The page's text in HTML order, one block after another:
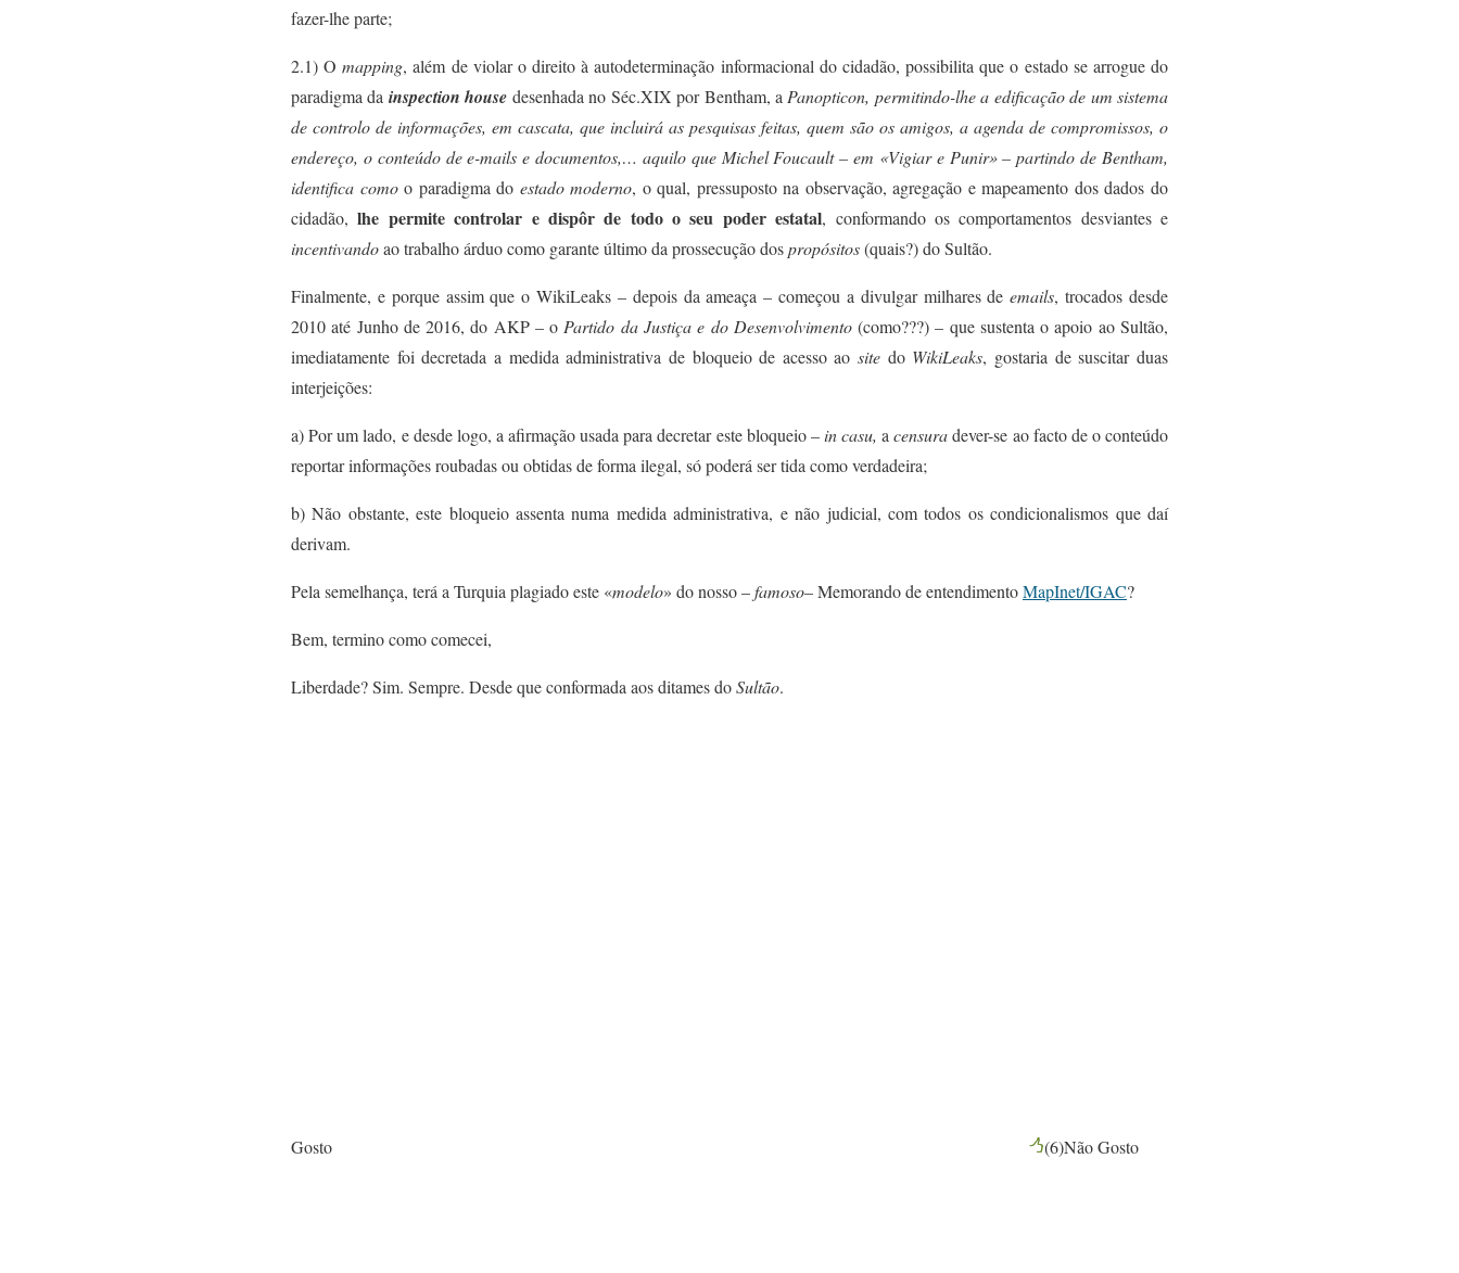
fazer-lhe parte;
2.1) Omapping, além de violar o direitoà autodeterminação informacional do cidadão, possibilita que o estado se arrogue do
paradigma da inspection house desenhada no Séc.XIX por Bentham, a Panopticon, permitindo-lhe a edificação de um sistema
de controlo de informações, em cascata, que incluirá as pesquisas feitas, quem são os amigos, a agenda de compromissos, o
endereço, o conteúdo dee-mails e documentos,… aquilo que Michel Foucault – em «Vigiar e Punir» – partindo de Bentham,
identifica comoo paradigma do estado moderno, o qual, pressuposto na observação, agregação e mapeamento dos dados do
cidadão,lhe permite controlar e dispôr de todo o seu poder estatal, conformando os comportamentos desviantes e
incentivandoao trabalho árduo como garante último da prossecução dospropósitos(quais?) do Sultão.
Finalmente, e porqueassim que o WikiLeaks – depois da ameaça – começou a divulgar milhares deemails, trocados desde
2010 até Junho de 2016, do AKP – o Partido da Justiça e do Desenvolvimento(como???) – que sustenta o apoio ao Sultão,
imediatamente foi decretada a medida administrativa de bloqueio de acesso aosite doWikiLeaks, gostaria de suscitar duas
interjeições:
a)Por um lado, e desde logo, a afirmação usada para decretar este bloqueio – in casu,acensuradever-se ao facto de o conteúdo
reportar informações roubadas ou obtidas de forma ilegal, só poderá ser tida como verdadeira;
b) Não obstante,este bloqueio assenta numa medida administrativa, e não judicial, com todos os condicionalismos que daí
derivam.
Pela semelhança, terá a Turquia plagiado este «modelo» do nosso –famoso– Memorando de entendimentoMapInet/IGAC?
Bem, termino como comecei,
Liberdade? Sim. Sempre. Desde que conformada aos ditames doSultão.
Gosto (6)Não Gosto